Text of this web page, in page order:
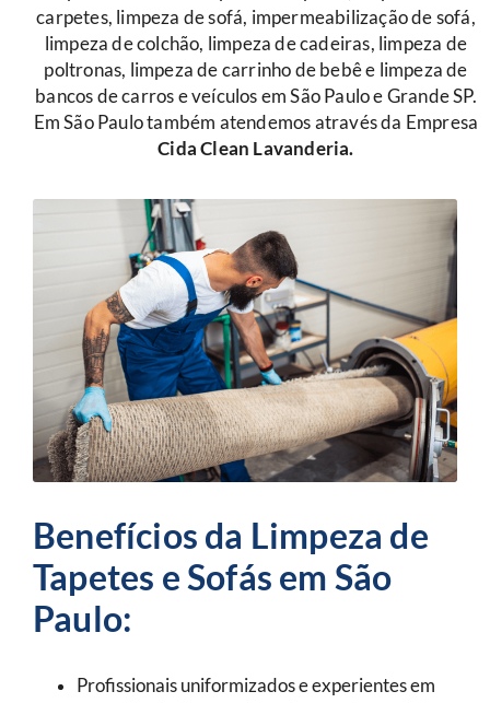
carpetes, limpeza de sofá, impermeabilização de sofá,
limpeza de colchão, limpeza de cadeiras, limpeza de
poltronas, limpeza de carrinho de bebê e limpeza de
bancos de carros e veículos em São Paulo e Grande SP.
Em São Paulo também atendemos através da Empresa
Cida Clean Lavanderia.
Benefícios da Limpeza de
Tapetes e Sofás em São
Paulo:
Profissionais uniformizados e experientes em